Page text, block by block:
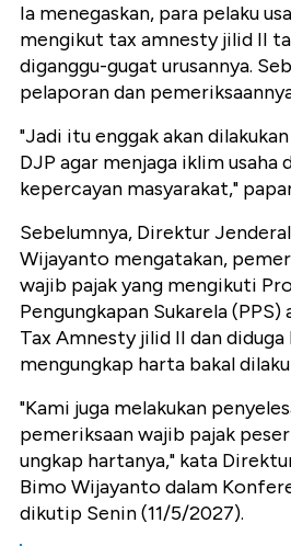
Ia menegaskan, para pelaku
mengikut tax amnesty jilid II
diganggu-gugat urusannya.
pelaporan dan
"Jadi itu enggak akan
DJP agar menjaga iklim usaha
kepercayan masyarakat,"
Sebelumnya, Direktur
Wijayanto mengatakan,
wajib pajak yang mengikuti
Pengungkapan Sukarela
Tax Amnesty jilid II dan
mengungkap harta bakal
"Kami juga melakukan
pemeriksaan wajib pajak
ungkap hartanya," kata
Bimo Wijayanto dalam
dikutip Senin (11/5/2027).